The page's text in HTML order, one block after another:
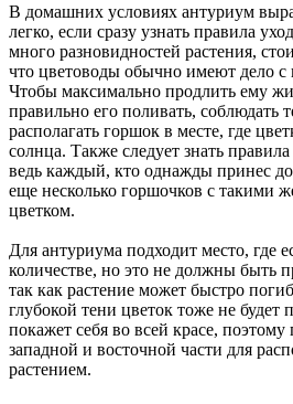
В домашних условиях антуриум
легко, если сразу узнать правила
много разновидностей растения,
что цветоводы обычно имеют дело с
Чтобы максимально продлить ему
правильно его поливать, соблюдать
располагать горшок в месте, где
солнца. Также следует знать
ведь каждый, кто однажды принес
еще несколько горшочков с такими
цветком.
Для антуриума подходит место, где
количестве, но это не должны быть
так как растение может быстро
глубокой тени цветок тоже не будет
покажет себя во всей красе,
западной и восточной части для
растением.